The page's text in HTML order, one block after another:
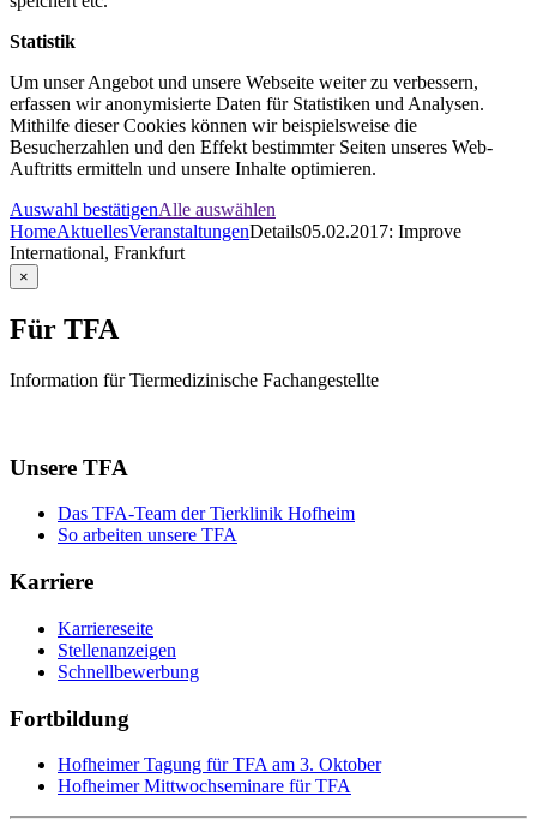
Statistik
Um unser Angebot und unsere Webseite weiter zu verbessern,
erfassen wir anonymisierte Daten für Statistiken und Analysen.
Mithilfe dieser Cookies können wir beispielsweise die
Besucherzahlen und den Effekt bestimmter Seiten unseres Web-
Auftritts ermitteln und unsere Inhalte optimieren.
Auswahl bestätigenAlle auswählen
HomeAktuellesVeranstaltungenDetails05.02.2017: Improve
International, Frankfurt
×
Für TFA
Information für Tiermedizinische Fachangestellte
Unsere TFA
Das TFA-Team der Tierklinik Hofheim
So arbeiten unsere TFA
Karriere
Karriereseite
Stellenanzeigen
Schnellbewerbung
Fortbildung
Hofheimer Tagung für TFA am 3. Oktober
Hofheimer Mittwochseminare für TFA